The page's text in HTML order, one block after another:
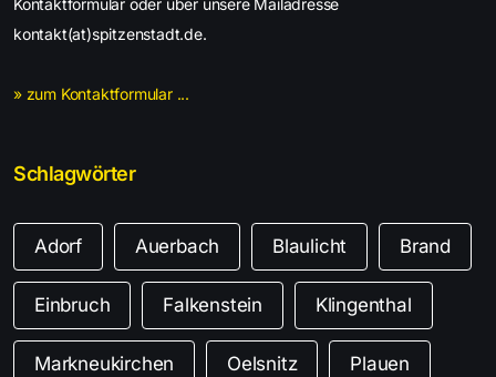
Kontaktformular oder über unsere Mailadresse
kontakt(at)spitzenstadt.de.
» zum Kontaktformular ...
Schlagwörter
Adorf Auerbach Blaulicht Brand
Einbruch Falkenstein Klingenthal
Markneukirchen Oelsnitz Plauen